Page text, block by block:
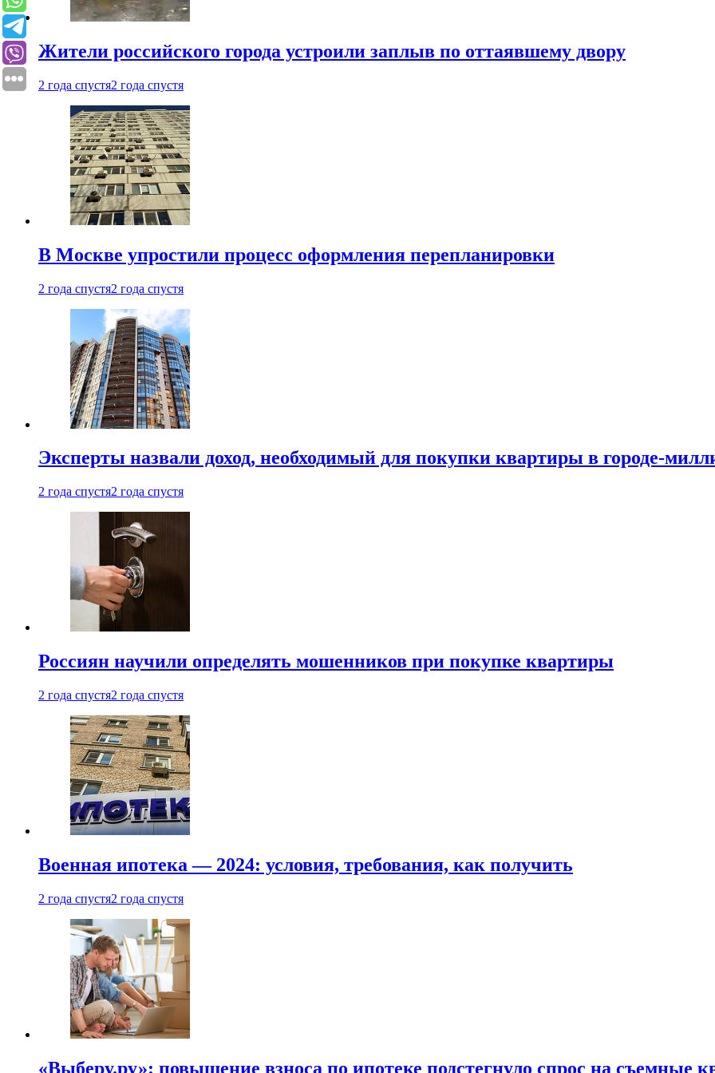
Жители российского города устроили заплыв по оттаявшему двору
2 года спустя2 года спустя
В Москве упростили процесс оформления перепланировки
2 года спустя2 года спустя
Эксперты назвали доход, необходимый для покупки квартиры в городе-
2 года спустя2 года спустя
Россиян научили определять мошенников при покупке квартиры
2 года спустя2 года спустя
Военная ипотека — 2024: условия, требования, как получить
2 года спустя2 года спустя
«Выберу.ру»: повышение взноса по ипотеке подстегнуло спрос на съемные